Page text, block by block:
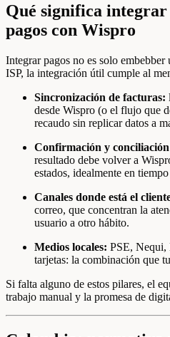
Qué significa integrar
pagos con Wispro
Integrar pagos no es solo
ISP, la integración útil cumple al
Sincronización de facturas:
desde Wispro (o el flujo que
recaudo sin replicar datos a
Confirmación y
resultado debe volver a
estados, idealmente en
Canales donde está el
correo, que concentran la
usuario a otro hábito.
Medios locales: PSE, Nequi,
tarjetas: la combinación que
Si falta alguno de estos pilares, el
trabajo manual y la promesa de